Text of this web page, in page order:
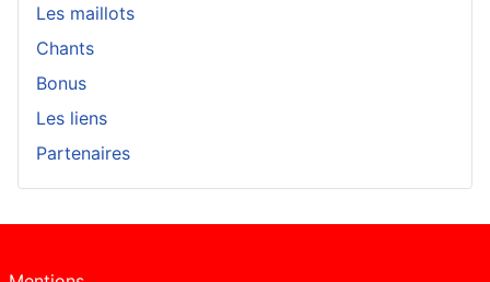
Les maillots
Chants
Bonus
Les liens
Partenaires